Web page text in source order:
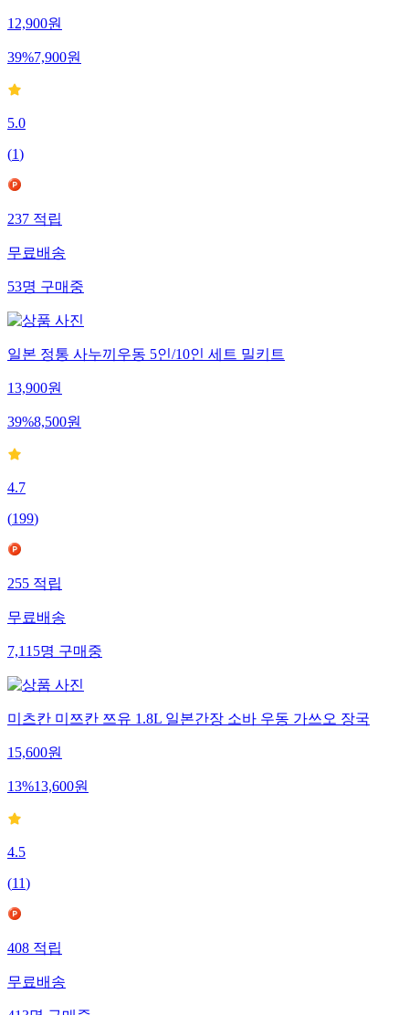
12,900원
39%7,900원
5.0
(1)
237 적립
무료배송
53명 구매중
일본 정통 사누끼우동 5인/10인 세트 밀키트
13,900원
39%8,500원
4.7
(199)
255 적립
무료배송
7,115명 구매중
미츠칸 미쯔칸 쯔유 1.8L 일본간장 소바 우동 가쓰오 장국
15,600원
13%13,600원
4.5
(11)
408 적립
무료배송